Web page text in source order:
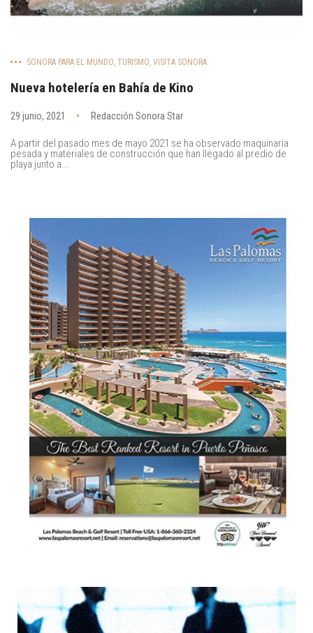
SONORA PARA EL MUNDO TURISMO VISITA SONORA
Nueva hotelería en Bahía de Kino
29 junio, 2021 Redacción Sonora Star
A partir del pasado mes de mayo 2021 se ha observado maquinaria
pesada y materiales de construcción que han llegado al predio de
playa junto a...